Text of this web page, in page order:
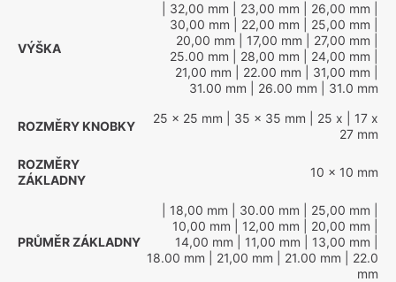
VÝŠKA
| 32,00 mm | 23,00 mm | 26,00 mm
30,00 mm | 22,00 mm | 25,00 mm
20,00 mm | 17,00 mm | 27,00 mm
25.00 mm | 28,00 mm | 24,00 mm
21,00 mm | 22.00 mm | 31,00 mm
31.00 mm | 26.00 mm | 31.0 mm
ROZMĚRY KNOBKY
25 x 25 mm | 35 x 35 mm | 25 x | 17 x
27 mm
ROZMĚRY
ZÁKLADNY
10 x 10 mm
PRŮMĚR ZÁKLADNY
| 18,00 mm | 30.00 mm | 25,00 mm
10,00 mm | 12,00 mm | 20,00 mm
14,00 mm | 11,00 mm | 13,00 mm
18.00 mm | 21,00 mm | 21.00 mm | 22.0
mm